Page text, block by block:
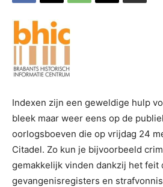
Indexen zijn een geweldige hulp
bleek maar weer eens op de
oorlogsboeven die op vrijdag 24
Citadel. Zo kun je bijvoorbeeld
gemakkelijk vinden dankzij het feit
gevangenisregisters en